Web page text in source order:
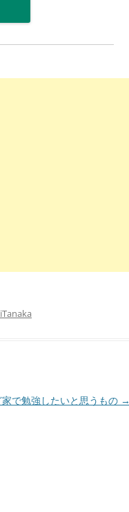
で勉強したいと思うもの →